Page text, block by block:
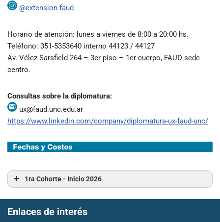
@extension.faud
Horario de atención: lunes a viernes de 8:00 a 20:00 hs.
Teléfono: 351-5353640 interno 44123 / 44127
Av. Vélez Sarsfield 264 – 3er piso – 1er cuerpo, FAUD sede
centro.
Consultas sobre la diplomatura:
ux@faud.unc.edu.ar
https://www.linkedin.com/company/diplomatura-ux-faud-unc/
1ra Cohorte - Inicio 2026
Enlaces de interés